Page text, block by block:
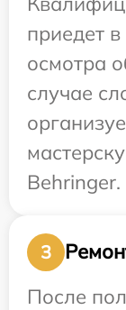
приедет
осмотра
случае
Behringer.
3
После